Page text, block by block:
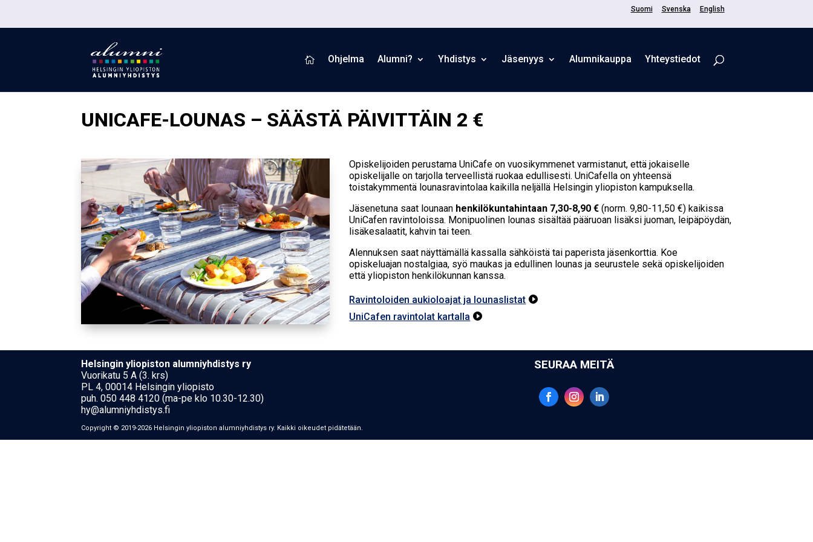
Suomi Svenska English
 Ohjelma Alumni? Yhdistys Jäsenyys Alum­ni­kaup­pa Yhteystiedot
UNICAFE-LOUNAS – SÄÄSTÄ PÄIVITTÄIN 2 €
Opiskelijoiden perustama UniCafe on vuosikymmenet varmistanut, että jokaiselle
opiskelijalle on tarjolla terveellistä ruokaa edullisesti. UniCafella on yhteensä
toistakymmentä lounasravintolaa kaikilla neljällä Helsingin yliopiston kampuksella.
Jäsenetuna saat lounaan henkilökuntahintaan 7,30-8,90 € (norm. 9,80-11,50 €) kaikissa
UniCafen ravintoloissa. Monipuolinen lounas sisältää pääruoan lisäksi juoman, leipäpöydän,
lisäkesalaatit, kahvin tai teen.
Alennuksen saat näyttämällä kassalla sähköistä tai paperista jäsenkorttia. Koe
opiskeluajan nostalgiaa, syö maukas ja edullinen lounas ja seurustele sekä opiskelijoiden
että yliopiston henkilökunnan kanssa.
Ravintoloiden aukioloajat ja lounaslistat 
UniCafen ravintolat kartalla 
Hel­sin­gin yli­opis­ton alumniyhdistys ry
Vuorikatu 5 A (3. krs)
PL 4, 00014 Helsingin yliopisto
puh. 050 448 4120 (ma-pe klo 10.30-12.30)
hy@alumniyhdistys.fi
SEU­RAA MEI­TÄ
Copyright © 2019-2026 Hel­sin­gin yli­opis­ton alumniyhdistys ry. Kaikki oikeudet pidätetään.